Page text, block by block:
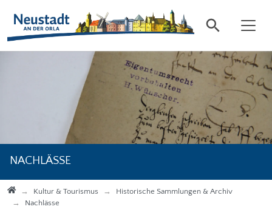
NACHLÄSSE
StartseiteKultur & Tourismus
Historische Sammlungen & Archiv
Nachlässe